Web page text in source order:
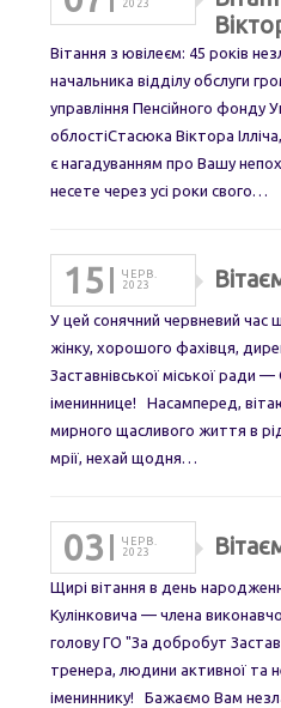
2023
Вітання з ювілеєм: 45 років
начальника відділу обслуги
управління Пенсійного фонду
облостіСтасюка Віктора
є нагадуванням про Вашу
несете через усі роки свого…
15
ЧЕРВ.
2023
У цей сонячний червневий час
жінку, хорошого фахівця,
Заставнівської міської ради
імениннице! Насамперед,
мирного щасливого життя в
мрії, нехай щодня…
03
ЧЕРВ.
2023
Щирі вітання в день
Кулінковича — члена
голову ГО "За добробут
тренера, людини активної та
імениннику! Бажаємо Вам